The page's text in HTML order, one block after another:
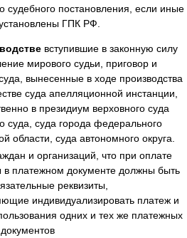
судебного постановления, если иные
ГПК РФ.
вступившие в законную силу
мирового судьи, приговор и
вынесенные в ходе производства
суда апелляционной инстанции,
в президиум верховного суда
суда, суда города федерального
области, суда автономного округа.
и организаций, что при оплате
в платежном документе должны быть
реквизиты,
индивидуализировать платеж и
одних и тех же платежных
документов